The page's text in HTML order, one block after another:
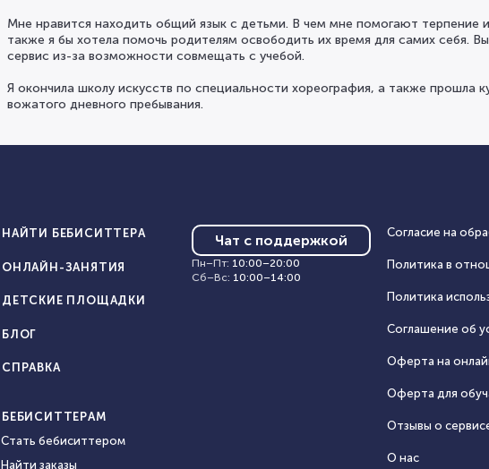
Мне нравится находить общий язык с детьми. В чем мне помогают терпение
также я бы хотела помочь родителям освободить их время для самих себя.
сервис из-за возможности совмещать с учебой.
Я окончила школу искусств по специальности хореография, а также прошла
вожатого дневного пребывания.
НАЙТИ БЕБИСИТТЕРА
ОНЛАЙН-ЗАНЯТИЯ
ДЕТСКИЕ ПЛОЩАДКИ
БЛОГ
СПРАВКА
БЕБИ СИТТЕРАМ
Стать бебиситтером
Найти заказы
Чат с поддержкой
Пн–Пт: 10:00–20:00
Сб–Вс: 10:00–14:00
Согласие на
Политика в
Политика
Соглашение об
Оферта на
Оферта для
Отзывы о
О нас